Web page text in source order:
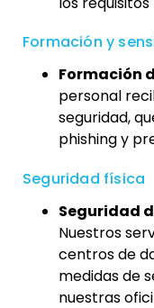
Formación y
Formación
personal
seguridad,
phishing y
Seguridad física
Seguridad
Nuestros
centros de
medidas de
nuestras